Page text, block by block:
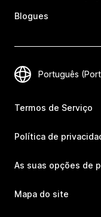
Blogues
Termos de Serviço
Política de
As suas opções de
Mapa do site